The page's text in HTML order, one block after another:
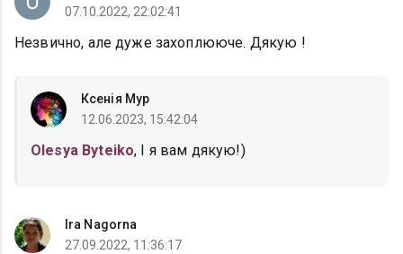
07.10.2022, 22:02:41
Незвично, але дуже захоплююче. Дякую !
Ксенія Мур
12.06.2023, 15:42:04
Olesya Byteiko, І я вам дякую!)
Ira Nagorna
27.09.2022, 11:36:17